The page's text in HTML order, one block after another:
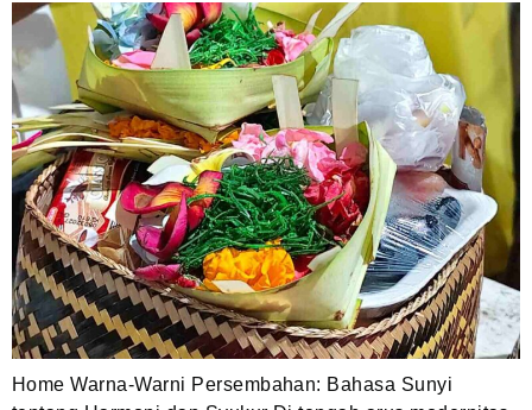
Home Warna-Warni Persembahan: Bahasa Sunyi